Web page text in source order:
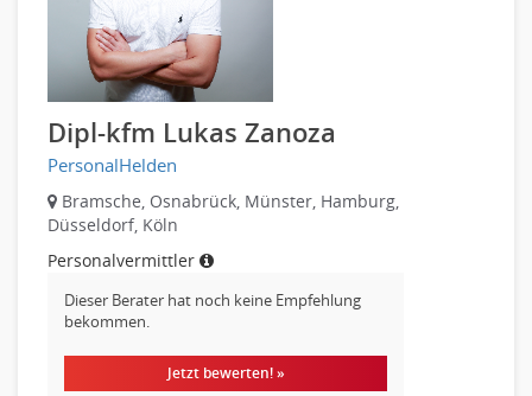
Dipl-kfm Lukas Zanoza
PersonalHelden
Bramsche, Osnabrück, Münster, Hamburg,
Düsseldorf, Köln
Personalvermittler
Dieser Berater hat noch keine Empfehlung
bekommen.
Jetzt bewerten! »